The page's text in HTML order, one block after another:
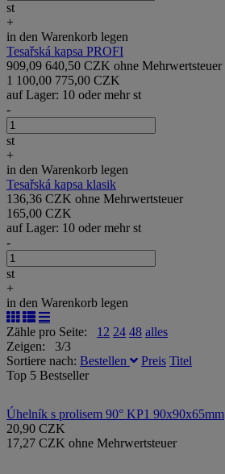
st
+
in den Warenkorb legen
Tesařská kapsa PROFI
909,09 640,50 CZK ohne Mehrwertsteuer
1 100,00 775,00 CZK
auf Lager: 10 oder mehr st
-
st
+
in den Warenkorb legen
Tesařská kapsa klasik
136,36 CZK ohne Mehrwertsteuer
165,00 CZK
auf Lager: 10 oder mehr st
-
st
+
in den Warenkorb legen
Zähle pro Seite: 12 24 48 alles
Zeigen: 3/3
Sortiere nach: Bestellen Preis Titel
Top 5 Bestseller
Úhelník s prolisem 90° KP1 90x90x65mm
20,90 CZK
17,27 CZK ohne Mehrwertsteuer